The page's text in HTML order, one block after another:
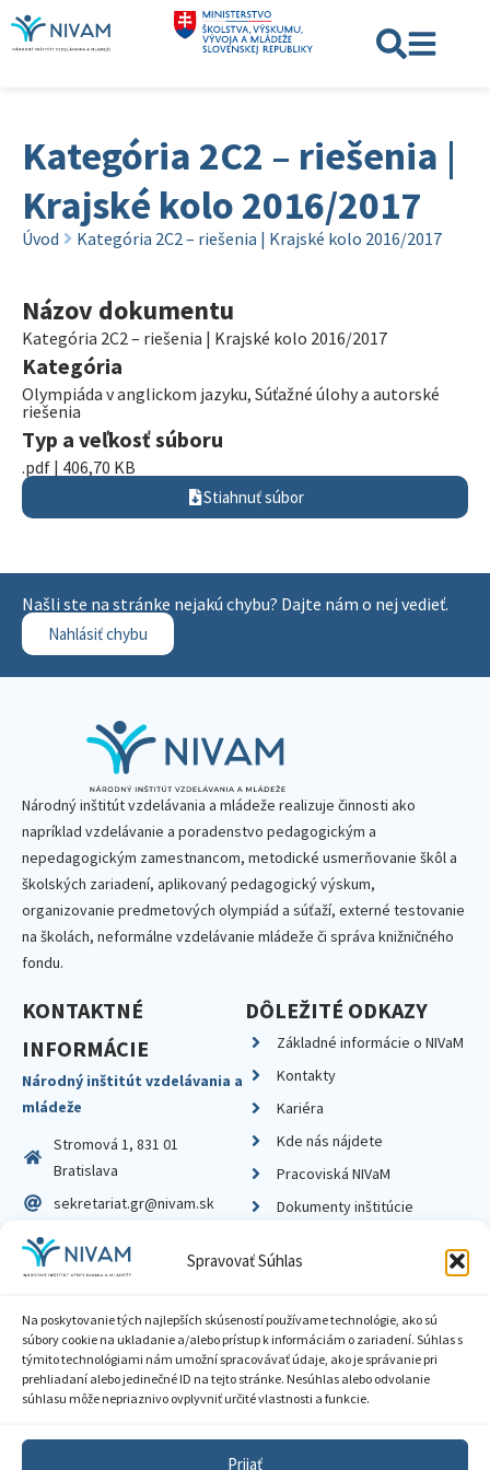
Spravovať Súhlas
Na poskytovanie tých najlepších skúseností používame technológie, ako sú
súbory cookie na ukladanie a/alebo prístup k informáciám o zariadení. Súhlas s
týmito technológiami nám umožní spracovávať údaje, ako je správanie pri
prehliadaní alebo jedinečné ID na tejto stránke. Nesúhlas alebo odvolanie
súhlasu môže nepriaznivo ovplyvniť určité vlastnosti a funkcie.
Prijať
Kategória 2C2 – riešenia |
Krajské kolo 2016/2017
Úvod Kategória 2C2 – riešenia | Krajské kolo 2016/2017
Názov dokumentu
Kategória 2C2 – riešenia | Krajské kolo 2016/2017
Kategória
Olympiáda v anglickom jazyku, Súťažné úlohy a autorské
riešenia
Typ a veľkosť súboru
.pdf | 406,70 KB
Stiahnuť súbor
Našli ste na stránke nejakú chybu? Dajte nám o nej vedieť.
Nahlásiť chybu
Národný inštitút vzdelávania a mládeže realizuje činnosti ako
napríklad vzdelávanie a poradenstvo pedagogickým a
nepedagogickým zamestnancom, metodické usmerňovanie škôl a
školských zariadení, aplikovaný pedagogický výskum,
organizovanie predmetových olympiád a súťaží, externé testovanie
na školách, neformálne vzdelávanie mládeže či správa knižničného
fondu.
KONTAKTNÉ
INFORMÁCIE
Národný inštitút vzdelávania a
mládeže
Stromová 1, 831 01
Bratislava
sekretariat.gr@nivam.sk
IČO: 00164348
DIČ: 2020798714
DÔLEŽITÉ ODKAZY
Základné informácie o NIVaM
Kontakty
Kariéra
Kde nás nájdete
Pracoviská NIVaM
Dokumenty inštitúcie
Zásady ochrany súkromia